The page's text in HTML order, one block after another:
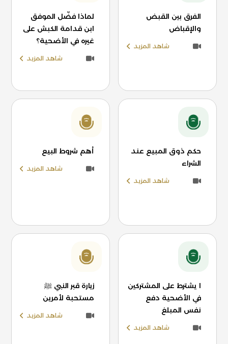
الفرق بين القبض
والإقباض
شاهد المزيد
لماذا فضّل الموفق
ابن قدامة الكبش على
غيره في الأضحية؟
شاهد المزيد
حكم ذوق المبيع عند
الشراء
شاهد المزيد
أهم شروط البيع
شاهد المزيد
ا يشترط على المشتركين
في الأضحية دفع
نفس المبلغ
شاهد المزيد
زيارة قبر النبي ﷺ
مستحبة لأمرين
شاهد المزيد